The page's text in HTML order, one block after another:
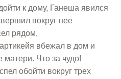
к дому, Ганеша явился
вокруг нее
рядом,
вбежал в дом и
матери. Что за чудо!
обойти вокруг трех